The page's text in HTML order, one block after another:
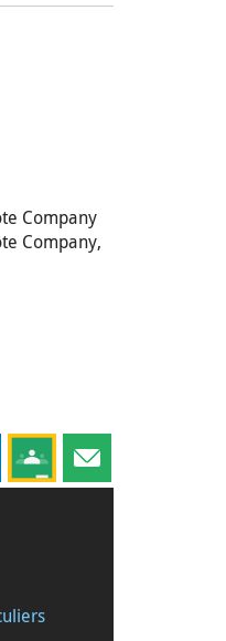
Company
Company,
sur Facebook
page sur X
cette page sur
Partagez cette page sur
Partager cette